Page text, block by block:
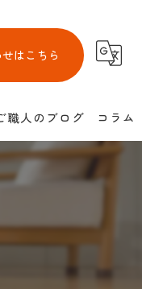
はこちら
職人のブログ コラム